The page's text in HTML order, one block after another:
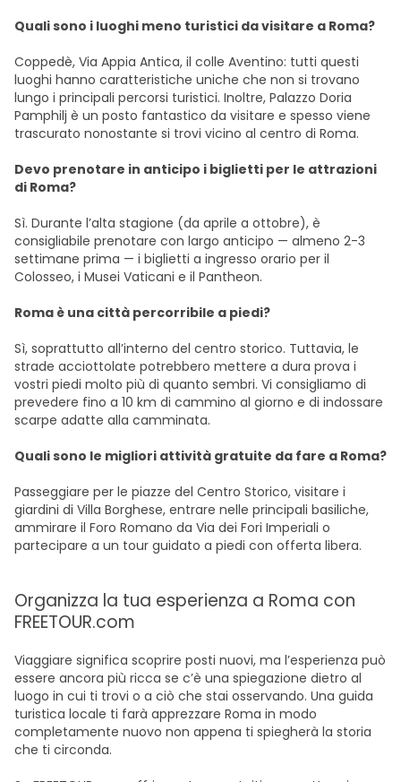
Quali sono i luoghi meno turistici da visitare a Roma?
Coppedè, Via Appia Antica, il colle Aventino: tutti questi
luoghi hanno caratteristiche uniche che non si trovano
lungo i principali percorsi turistici. Inoltre, Palazzo Doria
Pamphilj è un posto fantastico da visitare e spesso viene
trascurato nonostante si trovi vicino al centro di Roma.
Devo prenotare in anticipo i biglietti per le attrazioni
di Roma?
Sì. Durante l’alta stagione (da aprile a ottobre), è
consigliabile prenotare con largo anticipo — almeno 2-3
settimane prima — i biglietti a ingresso orario per il
Colosseo, i Musei Vaticani e il Pantheon.
Roma è una città percorribile a piedi?
Sì, soprattutto all’interno del centro storico. Tuttavia, le
strade acciottolate potrebbero mettere a dura prova i
vostri piedi molto più di quanto sembri. Vi consigliamo di
prevedere fino a 10 km di cammino al giorno e di indossare
scarpe adatte alla camminata.
Quali sono le migliori attività gratuite da fare a Roma?
Passeggiare per le piazze del Centro Storico, visitare i
giardini di Villa Borghese, entrare nelle principali basiliche,
ammirare il Foro Romano da Via dei Fori Imperiali o
partecipare a un tour guidato a piedi con offerta libera.
Organizza la tua esperienza a Roma con
FREETOUR.com
Viaggiare significa scoprire posti nuovi, ma l’esperienza può
essere ancora più ricca se c’è una spiegazione dietro al
luogo in cui ti trovi o a ciò che stai osservando. Una guida
turistica locale ti farà apprezzare Roma in modo
completamente nuovo non appena ti spiegherà la storia
che ti circonda.